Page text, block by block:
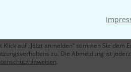
Klick auf „Jetzt anmelden“ stimmen Sie dem
zu. Die Abmeldung ist
.